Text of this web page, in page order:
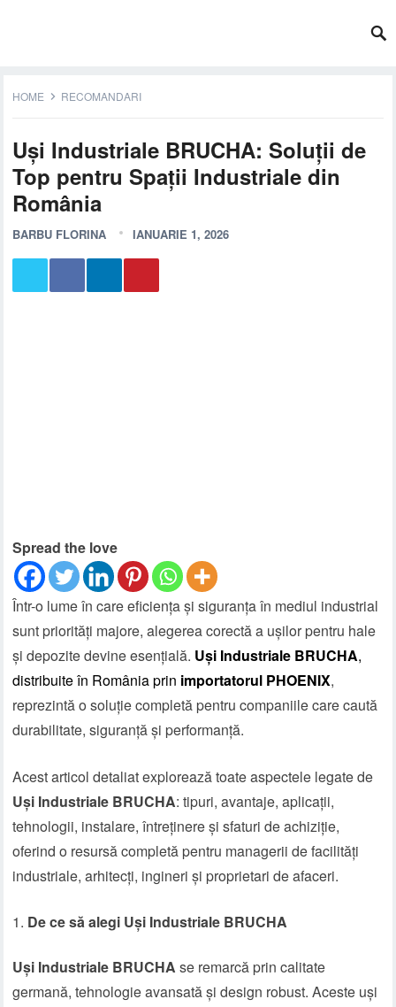
HOME RECOMANDARI
Uși Industriale BRUCHA: Soluții de
Top pentru Spații Industriale din
România
BARBU FLORINA IANUARIE 1, 2026
Spread the love
Într-o lume în care eficiența și siguranța în mediul industrial
sunt priorități majore, alegerea corectă a ușilor pentru hale
și depozite devine esențială. Uși Industriale BRUCHA,
distribuite în România prin importatorul PHOENIX,
reprezintă o soluție completă pentru companiile care caută
durabilitate, siguranță și performanță.
Acest articol detaliat explorează toate aspectele legate de
Uși Industriale BRUCHA: tipuri, avantaje, aplicații,
tehnologii, instalare, întreținere și sfaturi de achiziție,
oferind o resursă completă pentru managerii de facilități
industriale, arhitecți, ingineri și proprietari de afaceri.
De ce să alegi Uși Industriale BRUCHA
Uși Industriale BRUCHA se remarcă prin calitate
germană, tehnologie avansată și design robust. Aceste uși